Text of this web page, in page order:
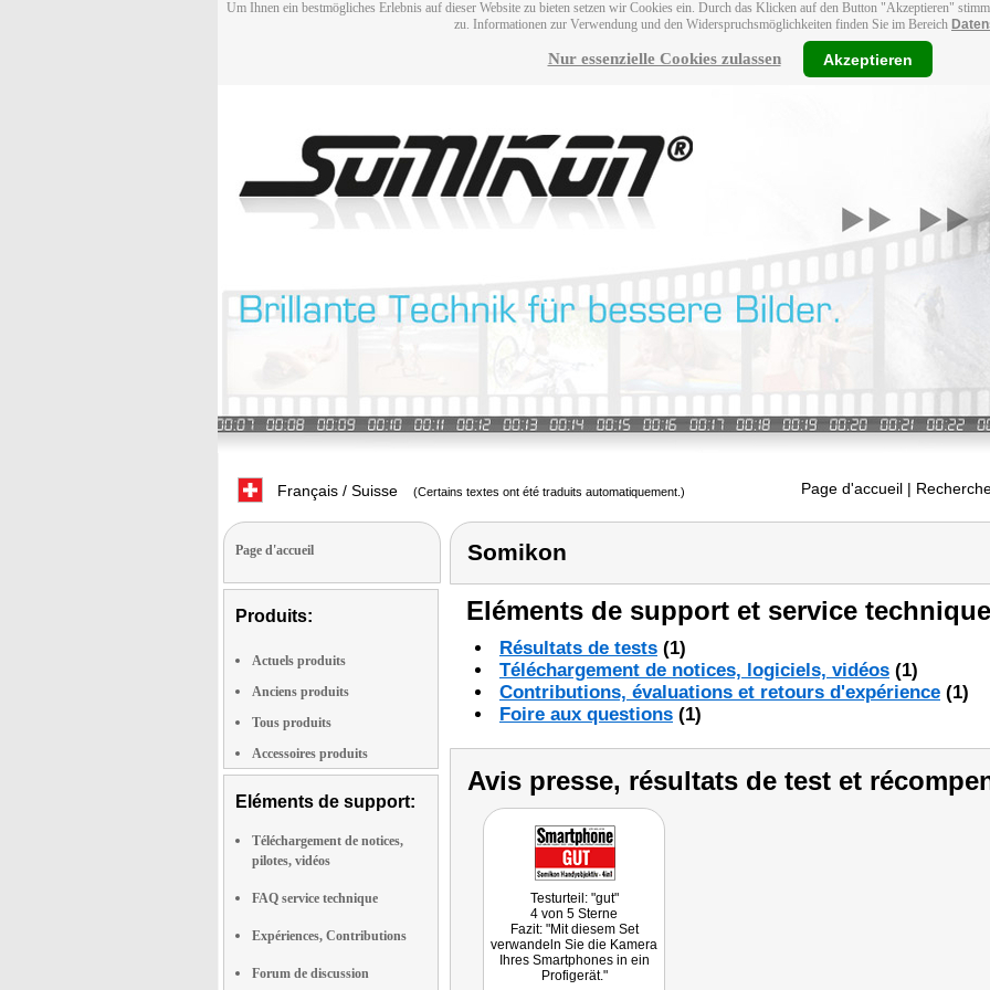
Um Ihnen ein bestmögliches Erlebnis auf dieser Website zu bieten setzen wir Cookies ein. Durch das Klicken auf den Button "Akzeptieren"
zu. Informationen zur Verwendung und den Widerspruchsmöglichkeiten finden Sie im Bereich
Nur essenzielle Cookies zulassen Akzeptieren
Français / Suisse (Certains textes ont été traduits automatiquement.) Page d'accueil |
Page d'accueil
Produits:
Actuels produits
Anciens produits
Tous produits
Accessoires produits
Eléments de support:
Téléchargement de notices,
pilotes, vidéos
FAQ service technique
Expériences, Contributions
Forum de discussion
Somikon
Eléments de support et service
Résultats de tests (1)
Téléchargement de notices, logiciels, vidéos (1)
Contributions, évaluations et retours d'expérience (1)
Foire aux questions (1)
Avis presse, résultats de test et
Testurteil: "gut"
4 von 5 Sterne
Fazit: "Mit diesem Set
verwandeln Sie die Kamera
Ihres Smartphones in ein
Profigerät."